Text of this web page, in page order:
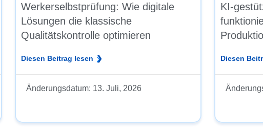
Werkerselbstprüfung: Wie digitale
Lösungen die klassische
Qualitätskontrolle optimieren
Diesen Beitrag lesen
Änderungsdatum: 13. Juli, 2026
KI-
Diesen